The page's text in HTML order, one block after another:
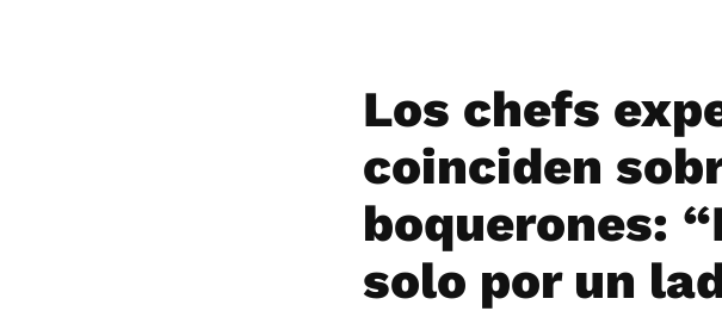
Los chefs
coinciden
boquerones:
solo por un